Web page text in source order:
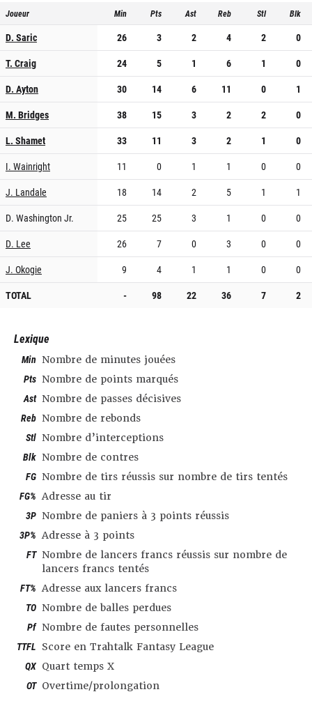
Joueur Min Pts Ast Reb Stl Blk
D. Saric 26 3 2 4 2
0
T. Craig
24 5 1 6 1
0
D. Ayton
30 14 6 11 0
1
M. Bridges
38 15 3 2 2
0
L. Shamet
33 11 3 2 1
0
I. Wainright
11 0 1 1 0
0
J. Landale
18 14 2 5 1
1
D. Washington Jr.
25 25 3 1 0
0
D. Lee
26 7 0 3 0
0
J. Okogie
9 4 1 1 0
0
TOTAL
- 98 22 36 7 2
Lexique
Min Nombre de minutes jouées
Pts Nombre de points marqués
Ast Nombre de passes décisives
Reb Nombre de rebonds
Stl Nombre d’interceptions
Blk Nombre de contres
FG Nombre de tirs réussis sur nombre de tirs tentés
FG% Adresse au tir
3P Nombre de paniers à 3 points réussis
3P% Adresse à 3 points
FT Nombre de lancers francs réussis sur nombre de
lancers francs tentés
FT% Adresse aux lancers francs
TO Nombre de balles perdues
Pf Nombre de fautes personnelles
TTFL Score en Trahtalk Fantasy League
QX Quart temps X
OT Overtime/prolongation